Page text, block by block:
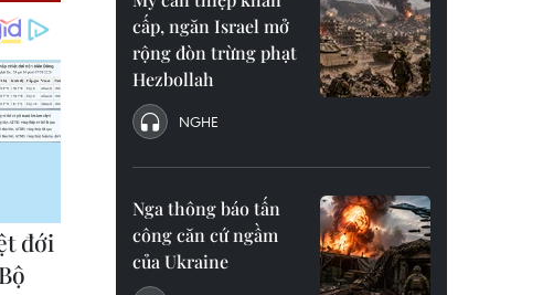
cấp, ngăn Israel mở
rộng đòn trừng phạt
Hezbollah
NGHE
Nga thông báo tấn
công căn cứ ngầm
của Ukraine